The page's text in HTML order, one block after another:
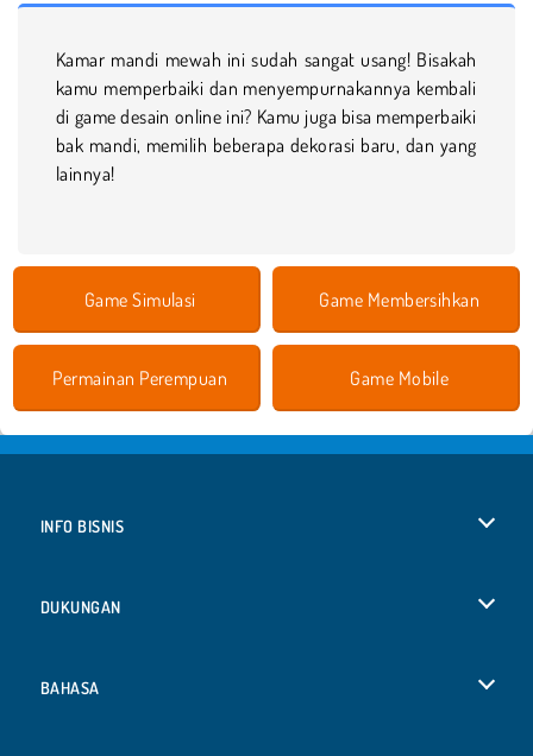
Kamar mandi mewah ini sudah sangat usang! Bisakah
kamu memperbaiki dan menyempurnakannya kembali
di game desain online ini? Kamu juga bisa memperbaiki
bak mandi, memilih beberapa dekorasi baru, dan yang
lainnya!
Game Simulasi Game Membersihkan
Permainan Perempuan Game Mobile
INFO BISNIS
DUKUNGAN
BAHASA